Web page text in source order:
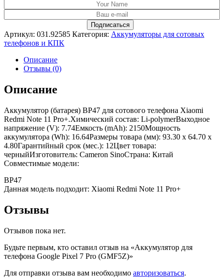
Артикул: 031.92585 Категория: Аккумуляторы для сотовых
телефонов и КПК
Описание
Отзывы (0)
Описание
Аккумулятор (батарея) BP47 для сотового телефона Xiaomi
Redmi Note 11 Pro+.Химический состав: Li-polymerВыходное
напряжение (V): 7.74Емкость (mAh): 2150Мощность
аккумулятора (Wh): 16.64Размеры товара (мм): 93.30 x 64.70 x
4.80Гарантийный срок (мес.): 12Цвет товара:
черныйИзготовитель: Cameron SinoСтрана: Китай
Совместимые модели:
BP47
Данная модель подходит: Xiaomi Redmi Note 11 Pro+
Отзывы
Отзывов пока нет.
Будьте первым, кто оставил отзыв на «Аккумулятор для
телефона Google Pixel 7 Pro (GMF5Z)»
Для отправки отзыва вам необходимо авторизоваться.